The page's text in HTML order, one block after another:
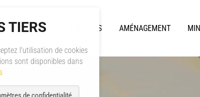
A PROPOS AMÉNAGEMENT
TIERS
l'utilisation de cookies
sont disponibles dans